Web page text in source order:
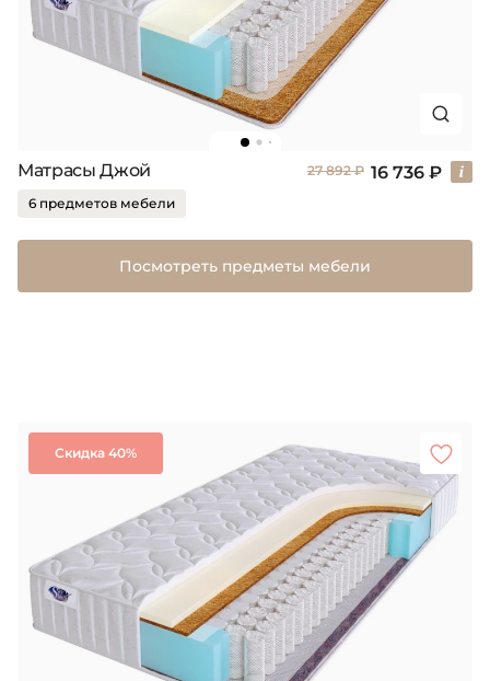
Матрасы Джой 27 892 ₽ 16 736 ₽
6 предметов мебели
Посмотреть предметы мебели
Скидка 40%